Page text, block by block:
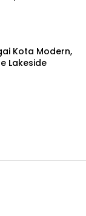
Kota Modern,
Lakeside